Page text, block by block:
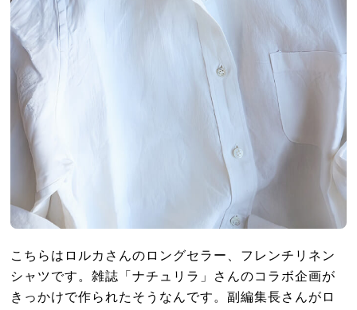
こちらはロルカさんのロングセラー、フレンチリネン
シャツです。雑誌「ナチュリラ」さんのコラボ企画が
きっかけで作られたそうなんです。副編集長さんがロ